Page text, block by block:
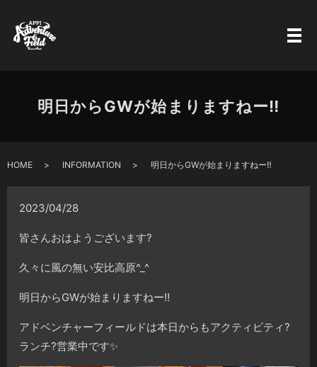
明日からGWが始まりますねー‼️
HOME INFORMATION 明日からGWが始まりますねー‼️
2023/04/28
皆さんおはようございます?
久々に風の無い安比高原^_^
明日からGWが始まりますねー‼️
アドベンチャーフィールドは本日からもアクティビティ?
ランチ?営業中です✨